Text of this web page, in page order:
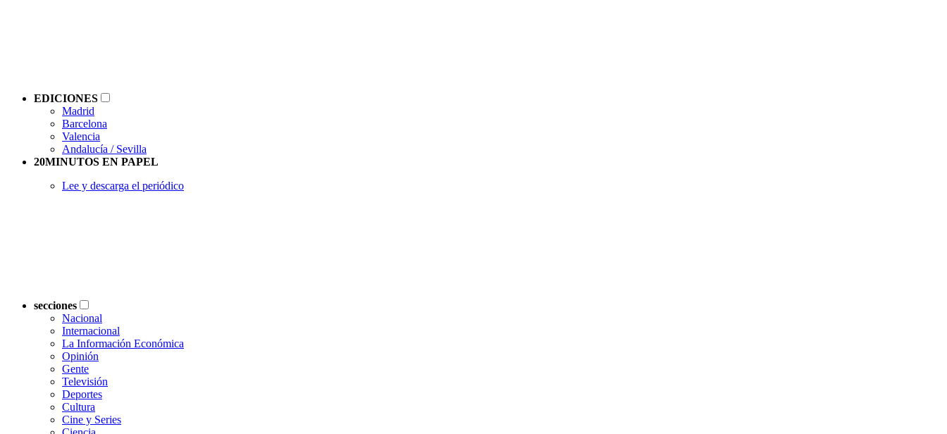
EDICIONES
Madrid
Barcelona
Valencia
Andalucía / Sevilla
20MINUTOS EN PAPEL
Lee y descarga el periódico
secciones
Nacional
Internacional
La Información Económica
Opinión
Gente
Televisión
Deportes
Cultura
Cine y Series